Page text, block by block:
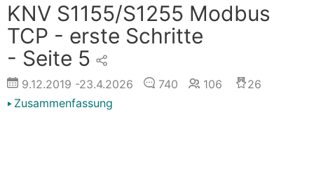
KNV S1155/S1255 Modbus
TCP - erste Schritte
- Seite 5
9.12.2019 -23.4.2026 740 106
26
Zusammenfassung